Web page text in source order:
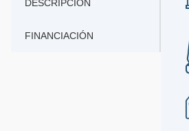
DESCRIPCIÓN
FINANCIACIÓN